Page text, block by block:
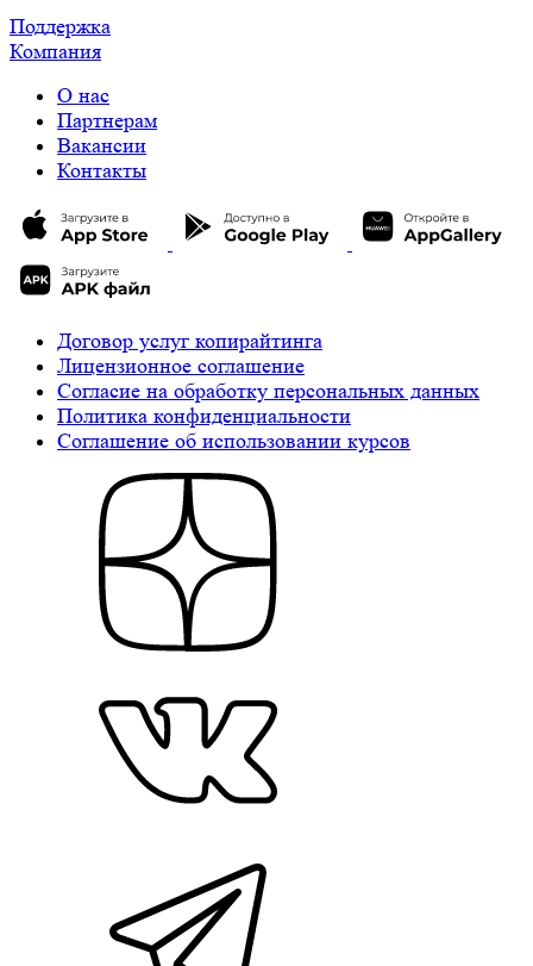
Поддержка
Компания
О нас
Партнерам
Вакансии
Контакты
Договор услуг копирайтинга
Лицензионное соглашение
Cогласие на обработку персональных данных
Политика конфиденциальности
Соглашение об использовании курсов